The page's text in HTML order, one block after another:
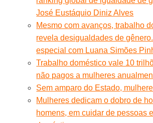
José Eustáquio Diniz Alves
Mesmo com avanços, trabalho
revela desigualdades de
especial com Luana Simões
Trabalho doméstico vale 10
não pagos a mulheres
Sem amparo do Estado,
Mulheres dedicam o dobro de
homens, em cuidar de pessoas